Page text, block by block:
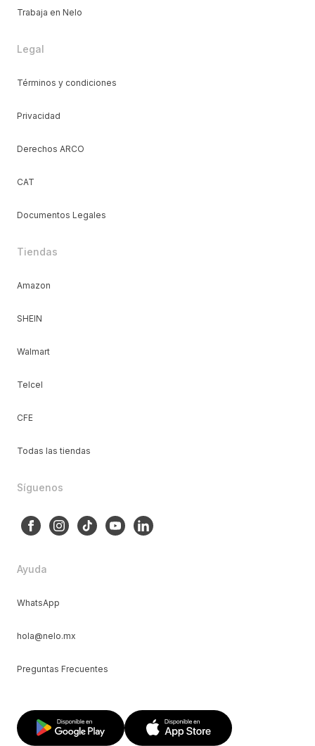
Trabaja en Nelo
Legal
Términos y condiciones
Privacidad
Derechos ARCO
CAT
Documentos Legales
Tiendas
Amazon
SHEIN
Walmart
Telcel
CFE
Todas las tiendas
Síguenos
Ayuda
WhatsApp
hola@nelo.mx
Preguntas Frecuentes